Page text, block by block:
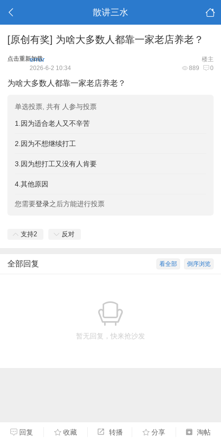
散讲三水
[原创有奖] 为啥大多数人都靠一家老店养老？
点击重新加载 楼主
error
889 0
2026-6-2 10:34
为啥大多数人都靠一家老店养老？
单选投票, 共有 人参与投票
1.因为适合老人又不辛苦
2.因为不想继续打工
3.因为想打工又没有人肯要
4.其他原因
您需要登录之后方能进行投票
支持2 反对
倒序浏览
看全部
全部回复
暂无回复，快来抢沙发
回复 收藏 转播 分享 淘帖